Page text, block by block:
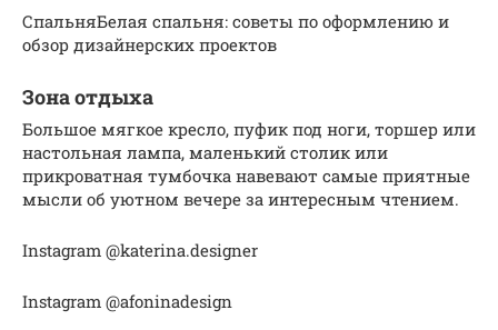
СпальняБелая спальня: советы по оформлению и
обзор дизайнерских проектов
Зона отдыха
Большое мягкое кресло, пуфик под ноги, торшер или
настольная лампа, маленький столик или
прикроватная тумбочка навевают самые приятные
мысли об уютном вечере за интересным чтением.
Instagram @katerina.designer
Instagram @afoninadesign